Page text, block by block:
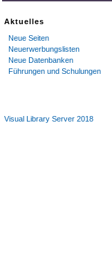
Aktuelles
Neue Seiten
Neuerwerbungslisten
Neue Datenbanken
Führungen und Schulungen
Visual Library Server 2018